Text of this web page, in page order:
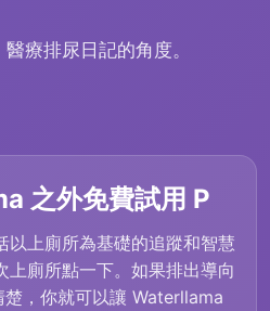
醫療排尿日記的角度。
之外免費試用 P
以上廁所為基礎的追蹤和智慧
上廁所點一下。如果排出導向
，你就可以讓 Waterllama